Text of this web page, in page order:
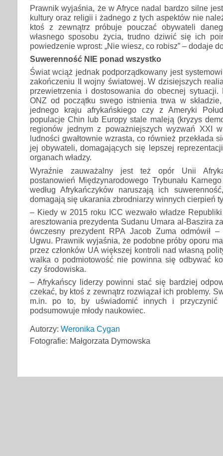
Prawnik wyjaśnia, że w Afryce nadal bardzo silne
kultury oraz religii i żadnego z tych aspektów nie
ktoś z zewnątrz próbuje pouczać obywateli
własnego sposobu życia, trudno dziwić się ich
powiedzenie wprost: „Nie wiesz, co robisz” – dodaje
Suwerenność NIE ponad wszystko
Świat wciąż jednak podporządkowany jest
zakończeniu II wojny światowej. W dzisiejszych
przewietrzenia i dostosowania do obecnej sytuacji.
ONZ od początku swego istnienia trwa w
jednego kraju afrykańskiego czy z Ameryki
populacje Chin lub Europy stale maleją (kryzys
regionów jednym z poważniejszych wyzwań XXI
ludności gwałtownie wzrasta, co również przekłada
jej obywateli, domagających się lepszej
organach władzy.
Wyraźnie zauważalny jest też opór Unii
postanowień Międzynarodowego Trybunału
według Afrykańczyków naruszają ich
domagają się ukarania zbrodniarzy winnych cierpień
– Kiedy w 2015 roku ICC wezwało władze
aresztowania prezydenta Sudanu Umara al-Baszira
ówczesny prezydent RPA Jacob Zuma odmówił
Ugwu. Prawnik wyjaśnia, że podobne próby oporu
przez członków UA większej kontroli nad własną
walka o podmiotowość nie powinna się odbywać
czy środowiska.
– Afrykańscy liderzy powinni stać się bardziej
czekać, by ktoś z zewnątrz rozwiązał ich problemy.
m.in. po to, by uświadomić innych i
podsumowuje młody naukowiec.
Autorzy: Weronika Cygan
Fotografie: Małgorzata Dymowska